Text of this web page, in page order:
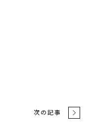
次の記事